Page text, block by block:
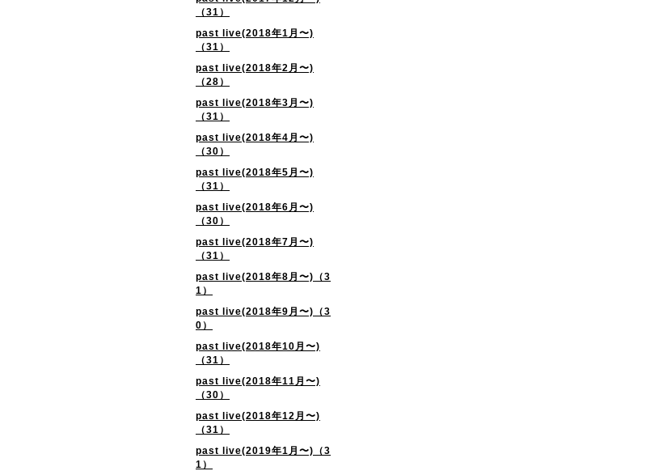
（31）
past live(2018年1月〜)
（31）
past live(2018年2月〜)
（28）
past live(2018年3月〜)
（31）
past live(2018年4月〜)
（30）
past live(2018年5月〜)
（31）
past live(2018年6月〜)
（30）
past live(2018年7月〜)
（31）
past live(2018年8月〜)（3
1）
past live(2018年9月〜)（3
0）
past live(2018年10月〜)
（31）
past live(2018年11月〜)
（30）
past live(2018年12月〜)
（31）
past live(2019年1月〜)（3
1）